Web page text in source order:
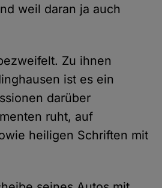
weil daran ja auch
Zu ihnen
ist es ein
darüber
ruht, auf
heiligen Schriften mit